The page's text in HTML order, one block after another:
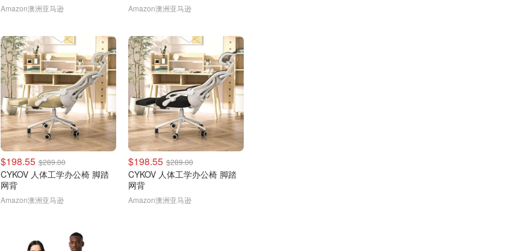
Amazon澳洲亚马逊 Amazon澳洲亚马逊
$198.55 $289.00
CYKOV 人体工学办公椅 脚踏
网背
Amazon澳洲亚马逊
$198.55 $289.00
CYKOV 人体工学办公椅 脚踏
网背
Amazon澳洲亚马逊